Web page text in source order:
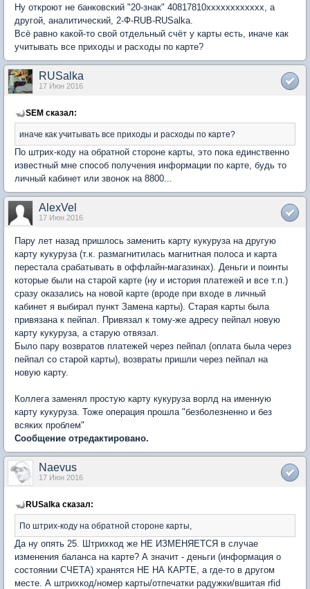
Ну откроют не банковский "20-знак" 40817810хххххххххххх, а
другой, аналитический, 2-Ф-RUB-RUSalka.
Всё равно какой-то свой отдельный счёт у карты есть, иначе как
учитывать все приходы и расходы по карте?
RUSalka
17 Июн 2016
SEM сказал:
иначе как учитывать все приходы и расходы по карте?
По штрих-коду на обратной стороне карты, это пока единственно
известный мне способ получения информации по карте, будь то
личный кабинет или звонок на 8800...
AlexVel
17 Июн 2016
Пару лет назад пришлось заменить карту кукуруза на другую
карту кукуруза (т.к. размагнитилась магнитная полоса и карта
перестала срабатывать в оффлайн-магазинах). Деньги и поинты
которые были на старой карте (ну и история платежей и все т.п.)
сразу оказались на новой карте (вроде при входе в личный
кабинет я выбирал пункт Замена карты). Старая карты была
привязана к пейпал. Привязал к тому-же адресу пейпал новую
карту кукуруза, а старую отвязал.
Было пару возвратов платежей через пейпал (оплата была через
пейпал со старой карты), возвраты пришли через пейпал на
новую карту.
Коллега заменял простую карту кукуруза ворлд на именную
карту кукуруза. Тоже операция прошла "безболезненно и без
всяких проблем"
Сообщение отредактировано.
Naevus
17 Июн 2016
RUSalka сказал:
По штрих-коду на обратной стороне карты,
Да ну опять 25. Штрихкод же НЕ ИЗМЕНЯЕТСЯ в случае
изменения баланса на карте? А значит - деньги (информация о
состоянии СЧЕТА) хранятся НЕ НА КАРТЕ, а где-то в другом
месте. А штрихкод/номер карты/отпечатки радужки/вшитая rfid